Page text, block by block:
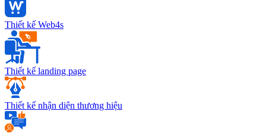
Thiết kế Web4s
Thiết kế landing page
Thiết kế nhận diện thương hiệu